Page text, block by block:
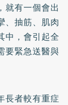
就有一個會出
、抽筋、肌肉
中，會引起全
要緊急送醫與
長者較有重症